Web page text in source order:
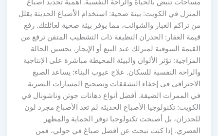
مساحات تنبض بالحياة والراحة النفسية. أهمية تجديد أصباغ
المنزل في الكويت: بيئة صحية: استخدام الأصباغ الحديثة يقلل
من تراكم الغبار والشوائب، مما يوفر بيئة صحية لعائلتك. رفع
قيمة العقار: الجدران النظيفة ذات التشطيب المتقن ترفع من
القيمة السوقية لمنزلك عند البيع أو الإيجار. تحسين الحالة
المزاجية: تؤثر الألوان والبيئة المحيطة مباشرة على الإنتاجية
والراحة النفسية للسكان. علاج عيوب البناء: يساعد الصبغ
الاحترافي في إخفاء التشققات وتصحيح المسارات البصرية
في الممرات الضيقة. أفضل أنواع دهانات جوتن وناشونال في
الكويت: تكنولوجيا الأصباغ الحديثة لم تعد الأصباغ مجرد لون
للجدران، بل أصبحت تكنولوجيا توفر الحماية والمظهر
العصري. إذا كنت تبحث عن أفضل صباغ في حولي، فمن